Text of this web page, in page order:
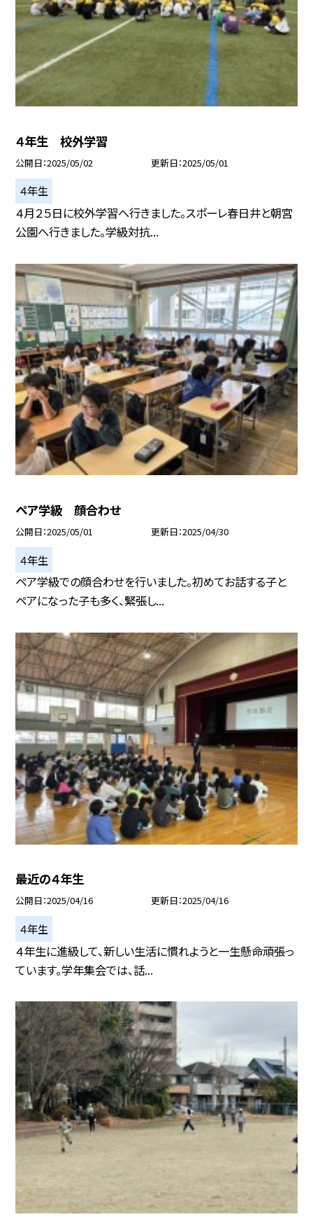
４年生 校外学習
公開日 2025/05/02 更新日 2025/05/01
４年生
４月２５日に校外学習へ行きました。スポーレ春日井と朝宮
公園へ行きました。学級対抗...
ペア学級 顔合わせ
公開日 2025/05/01 更新日 2025/04/30
４年生
ペア学級での顔合わせを行いました。初めてお話する子と
ペアになった子も多く、緊張し...
最近の４年生
公開日 2025/04/16 更新日 2025/04/16
４年生
４年生に進級して、新しい生活に慣れようと一生懸命頑張っ
ています。学年集会では、話...